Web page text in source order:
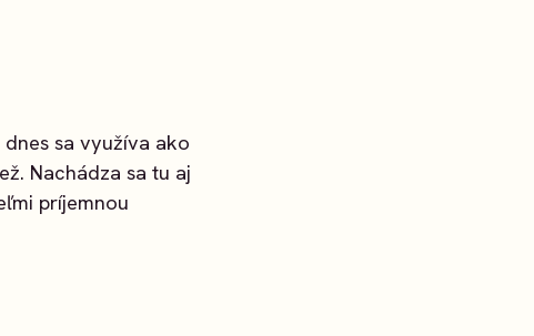
sa využíva ako
Nachádza sa tu aj
príjemnou